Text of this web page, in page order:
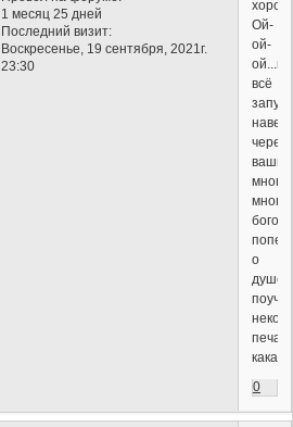
1 месяц 25 дней
Последний визит:
Воскресенье, 19 сентября, 2021г.
23:30
Ой-
ой-
всё
через
ваших
много-
многих
о
душе
0